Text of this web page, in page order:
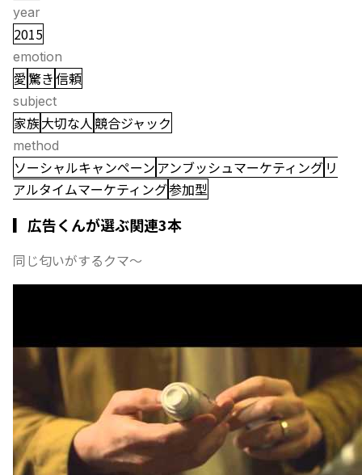
year
2015
emotion
愛驚き信頼
subject
家族大切な人競合ジャック
method
ソーシャルキャンペーンアンブッシュマーケティング リ
アルタイムマーケティング参加型
▎広告くんが選ぶ関連3本
同じ匂いがするクマ〜